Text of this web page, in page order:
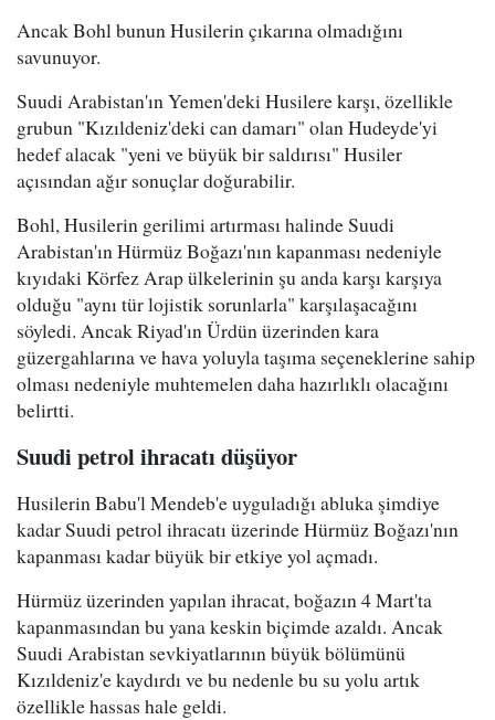
Ancak Bohl bunun Husilerin çıkarına olmadığını
savunuyor.
Suudi Arabistan'ın Yemen'deki Husilere karşı, özellikle
grubun "Kızıldeniz'deki can damarı" olan Hudeyde'yi
hedef alacak "yeni ve büyük bir saldırısı" Husiler
açısından ağır sonuçlar doğurabilir.
Bohl, Husilerin gerilimi artırması halinde Suudi
Arabistan'ın Hürmüz Boğazı'nın kapanması nedeniyle
kıyıdaki Körfez Arap ülkelerinin şu anda karşı karşıya
olduğu "aynı tür lojistik sorunlarla" karşılaşacağını
söyledi. Ancak Riyad'ın Ürdün üzerinden kara
güzergahlarına ve hava yoluyla taşıma seçeneklerine sahip
olması nedeniyle muhtemelen daha hazırlıklı olacağını
belirtti.
Suudi petrol ihracatı düşüyor
Husilerin Babu'l Mendeb'e uyguladığı abluka şimdiye
kadar Suudi petrol ihracatı üzerinde Hürmüz Boğazı'nın
kapanması kadar büyük bir etkiye yol açmadı.
Hürmüz üzerinden yapılan ihracat, boğazın 4 Mart'ta
kapanmasından bu yana keskin biçimde azaldı. Ancak
Suudi Arabistan sevkiyatlarının büyük bölümünü
Kızıldeniz'e kaydırdı ve bu nedenle bu su yolu artık
özellikle hassas hale geldi.